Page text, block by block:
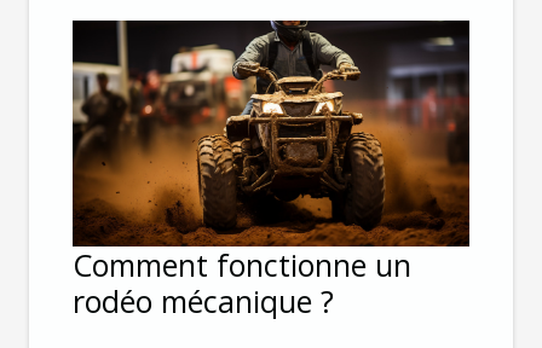
Comment fonctionne un
rodéo mécanique ?